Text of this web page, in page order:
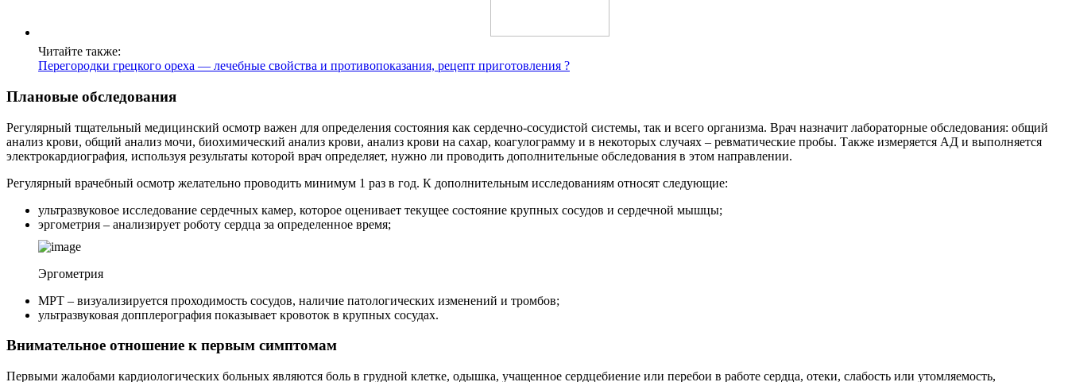
Читайте также:
Перегородки грецкого ореха — лечебные свойства и противопоказания, рецепт приготовления ?
Плановые обследования
Регулярный тщательный медицинский осмотр важен для определения состояния как сердечно-сосудистой системы, так и всего организма. Врач назначит лабораторные обследования: общий
анализ крови, общий анализ мочи, биохимический анализ крови, анализ крови на сахар, коагулограмму и в некоторых случаях – ревматические пробы. Также измеряется АД и выполняется
электрокардиография, используя результаты которой врач определяет, нужно ли проводить дополнительные обследования в этом направлении.
Регулярный врачебный осмотр желательно проводить минимум 1 раз в год. К дополнительным исследованиям относят следующие:
ультразвуковое исследование сердечных камер, которое оценивает текущее состояние крупных сосудов и сердечной мышцы;
эргометрия – анализирует роботу сердца за определенное время;
Эргометрия
МРТ – визуализируется проходимость сосудов, наличие патологических изменений и тромбов;
ультразвуковая допплерография показывает кровоток в крупных сосудах.
Внимательное отношение к первым симптомам
Первыми жалобами кардиологических больных являются боль в грудной клетке, одышка, учащенное сердцебиение или перебои в работе сердца, отеки, слабость или утомляемость,